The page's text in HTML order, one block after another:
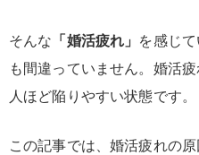
そんな 「婚活疲れ」 を感じ
も間違っていません。婚活
人ほど陥りやすい状態です。
この記事では、婚活疲れの原